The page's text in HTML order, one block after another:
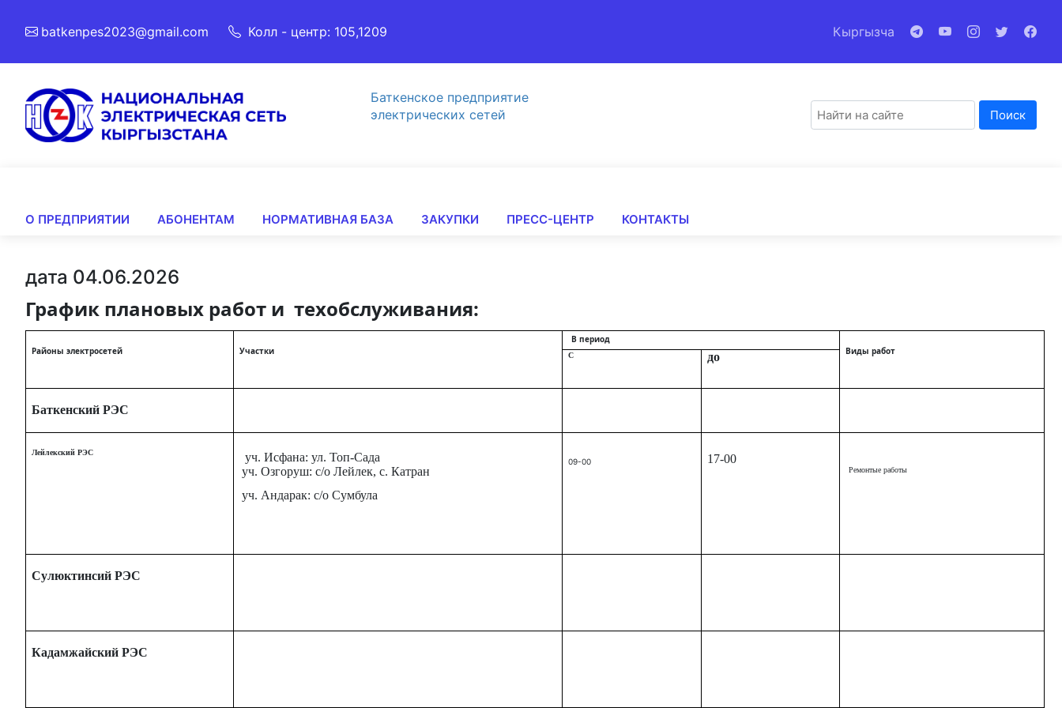
batkenpes2023@gmail.com Колл - центр: 105,1209 Кыргызча
Баткенcкое предприятие
электрических сетей
Поиск
О ПРЕДПРИЯТИИ АБОНЕНТАМ НОРМАТИВНАЯ БАЗА ЗАКУПКИ ПРЕСС-ЦЕНТР КОНТАКТЫ
дата 04.06.2026
График плановых работ и техобслуживания:
Районы электросетей Участки
В период
Виды работ
С до
Баткенский РЭС
Лейлекский РЭС
уч. Исфана: ул. Топ-Сада
уч. Озгоруш: с/о Лейлек, с. Катран
уч. Андарак: с/о Сумбула
09-00 17-00
Ремонтые работы
Сулюктинсий РЭС
Кадамжайский РЭС